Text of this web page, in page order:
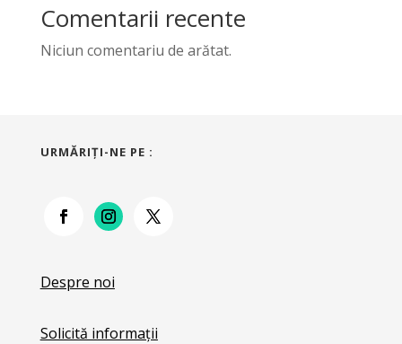
Comentarii recente
Niciun comentariu de arătat.
URMĂRIŢI-NE PE :
Despre noi
Solicită informații